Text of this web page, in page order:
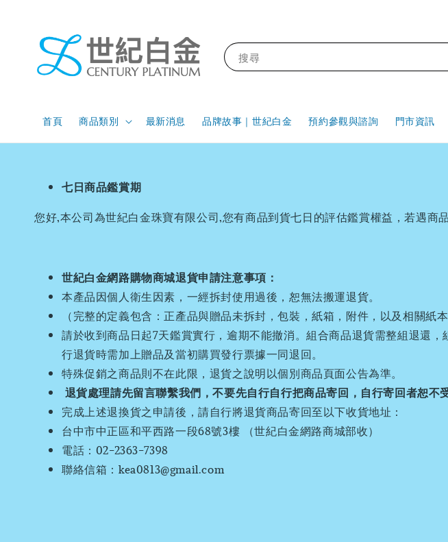
搜尋
首頁 商品類別 最新消息 品牌故事｜世紀白金 預約參觀與諮詢 門市資訊
七日商品鑑賞期
您好,本公司為世紀白金珠寶有限公司,您有商品到貨七日的評估鑑賞權益，若遇商
世紀白金網路購物商城退貨申請注意事項：
本產品因個人衛生因素，一經拆封使用過後，恕無法搬運退貨。
（完整的定義包含：正產品與贈品未拆封，包裝，紙箱，附件，以及相關紙本
請於收到商品日起7天鑑賞實行，逾期不能撤消。組合商品退貨需整組退還
行退貨時需加上贈品及當初購買發行票據一同退回。
特殊促銷之商品則不在此限，退貨之說明以個別商品頁面公告為準。
退貨處理請先留言聯繫我們 ，不要先自行自行把商品寄回，自行寄回者恕不
完成上述退換貨之申請後，請自行將退貨商品寄回至以下收貨地址：
台中市中正區和平西路一段68號3樓 （世紀白金網路商城部收）
電話：02-2363-7398
聯絡信箱：kea0813@gmail.com